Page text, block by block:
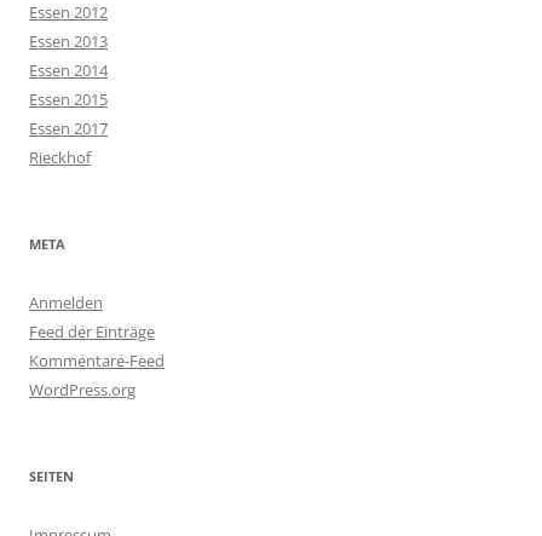
Essen 2012
Essen 2013
Essen 2014
Essen 2015
Essen 2017
Rieckhof
META
Anmelden
Feed der Einträge
Kommentare-Feed
WordPress.org
SEITEN